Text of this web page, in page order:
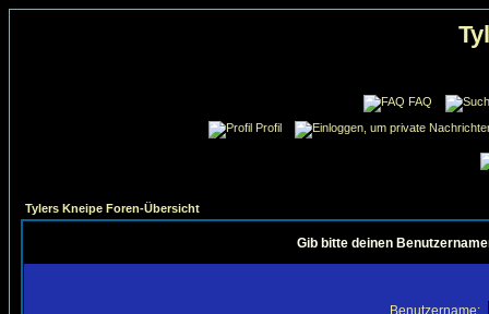
FAQ
Profil
Tylers Kneipe Foren-Übersicht
Gib bitte deinen
Benutzername: